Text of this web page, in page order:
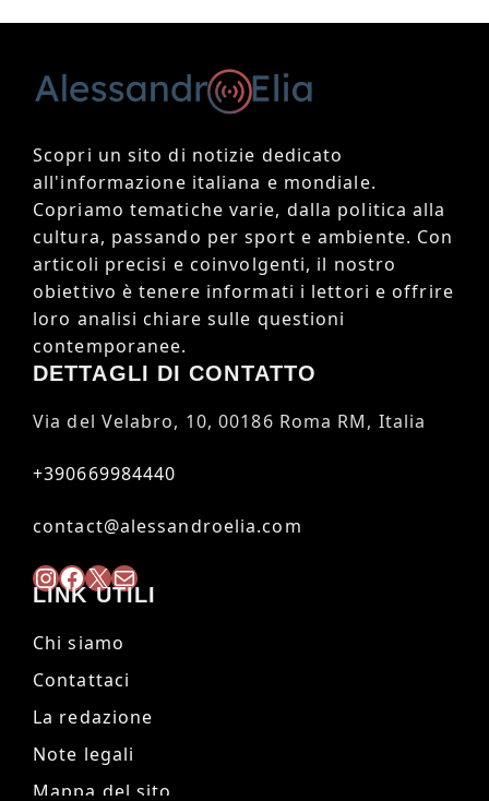
Scopri un sito di notizie dedicato
all'informazione italiana e mondiale.
Copriamo tematiche varie, dalla politica alla
cultura, passando per sport e ambiente. Con
articoli precisi e coinvolgenti, il nostro
obiettivo è tenere informati i lettori e offrire
loro analisi chiare sulle questioni
contemporanee.
DETTAGLI DI CONTATTO
Via del Velabro, 10, 00186 Roma RM, Italia
+390669984440
contact@alessandroelia.com
Instagram
Facebook
X Mail
LINK UTILI
Chi siamo
Contattaci
La redazione
Note legali
Mappa del sito